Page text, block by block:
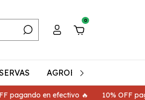
0
AGROECOLÓGICO
en efectivo 🔥 10% OFF pagando